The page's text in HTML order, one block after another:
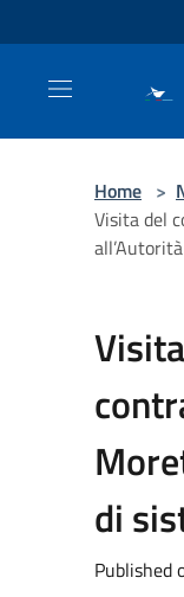
Salta al contenuto
Home >
Visita del
di
Published